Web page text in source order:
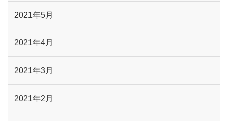
2021年5月
2021年4月
2021年3月
2021年2月